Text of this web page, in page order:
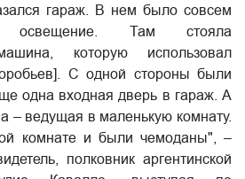
гараж. В нем было совсем
освещение. Там стояла
которую использовал
С одной стороны были
одна входная дверь в гараж. А
– ведущая в маленькую комнату.
комнате и были чемоданы", –
полковник аргентинской